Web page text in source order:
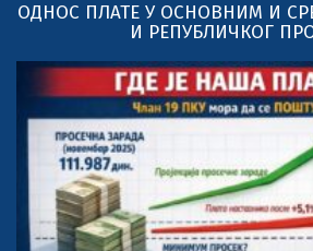
ОДНОС ПЛАТЕ У ОСНОВНИМ И
И РЕПУБЛИЧКОГ